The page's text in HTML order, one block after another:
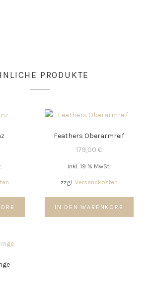
PRODUKTE
Feathers Oberarmreif
179,00€
inkl. 19 % MwSt.
zzgl. Versandkosten
IN DEN WARENKORB